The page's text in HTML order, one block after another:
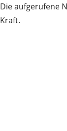
Die aufgerufene
Kraft.